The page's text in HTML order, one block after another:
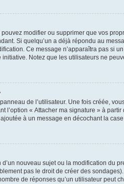
modifier ou supprimer que vos
Si quelqu’un a déjà répondu au
Ce message n’apparaîtra pas si
Notez que les utilisateurs ne
de l’utilisateur. Une fois créée,
l’option « Attacher ma signature » à
à un message en décochant la case
nouveau sujet ou la modification du
pas le droit de créer des
de réponses qu’un utilisateur peut